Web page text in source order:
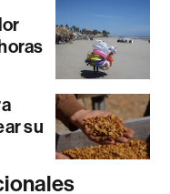
su